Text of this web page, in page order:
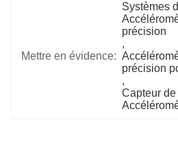
Mettre en évidence:
Systèmes
précision
,
précision
,
Capteur